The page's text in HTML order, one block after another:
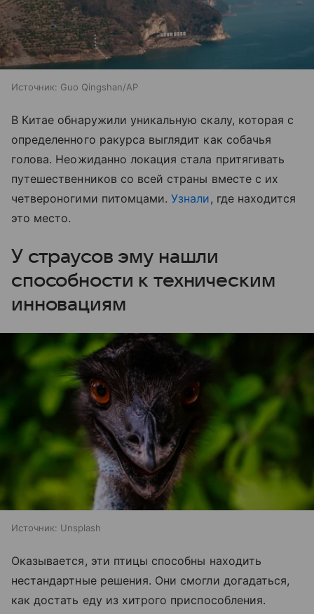
Источник: Guo Qingshan/AP
В Китае обнаружили уникальную скалу, которая с
определенного ракурса выглядит как собачья
голова. Неожиданно локация стала притягивать
путешественников со всей страны вместе с их
четвероногими питомцами.Узнали, где находится
это место.
У страусов эму нашли
способности к техническим
инновациям
Источник: Unsplash
Оказывается, эти птицы способны находить
нестандартные решения. Они смогли догадаться,
как достать еду из хитрого приспособления.